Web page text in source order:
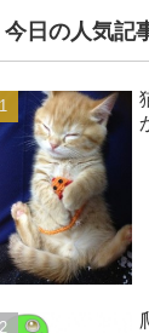
今日の人気